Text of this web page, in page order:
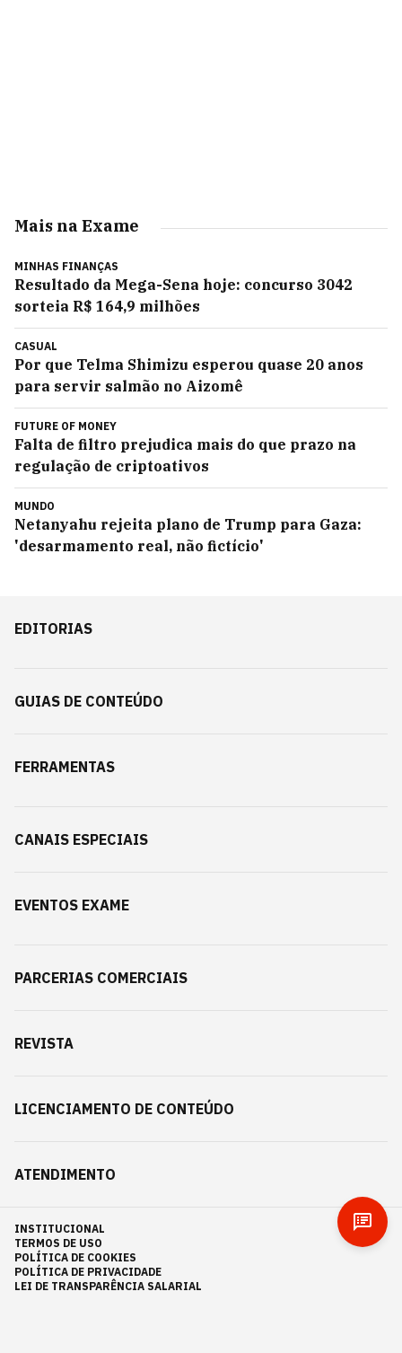
Mais na Exame
MINHAS FINANÇAS
Resultado da Mega-Sena hoje: concurso 3042
sorteia R$ 164,9 milhões
CASUAL
Por que Telma Shimizu esperou quase 20 anos
para servir salmão no Aizomê
FUTURE OF MONEY
Falta de filtro prejudica mais do que prazo na
regulação de criptoativos
MUNDO
Netanyahu rejeita plano de Trump para Gaza:
'desarmamento real, não fictício'
EDITORIAS
GUIAS DE CONTEÚDO
FERRAMENTAS
CANAIS ESPECIAIS
EVENTOS EXAME
PARCERIAS COMERCIAIS
REVISTA
LICENCIAMENTO DE CONTEÚDO
ATENDIMENTO
INSTITUCIONAL
TERMOS DE USO
POLÍTICA DE COOKIES
POLÍTICA DE PRIVACIDADE
LEI DE TRANSPARÊNCIA SALARIAL